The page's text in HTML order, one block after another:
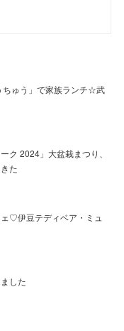
ちゅう」で家族ランチ☆武
ク 2024」大盆栽まつり、
た
♡伊豆テディベア・ミュ
した